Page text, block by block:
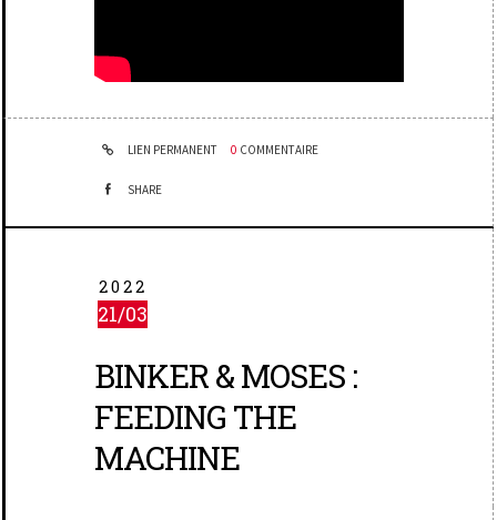
LIEN PERMANENT 0 COMMENTAIRE
SHARE
2022
21/03
BINKER & MOSES :
FEEDING THE
MACHINE